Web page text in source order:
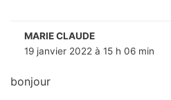
MARIE CLAUDE
19 janvier 2022 à 15 h 06 min
bonjour